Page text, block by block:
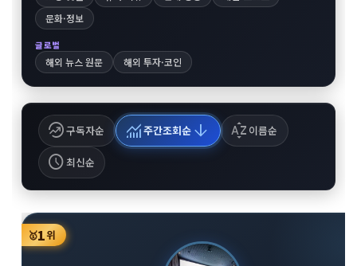
문화·정보
글로벌
해외 뉴스 원문 해외 투자·코인
whatshot구독자순 monitoring주간조회순 arrow_downward sort_by_alpha 이름순
schedule최신순
🥇1위